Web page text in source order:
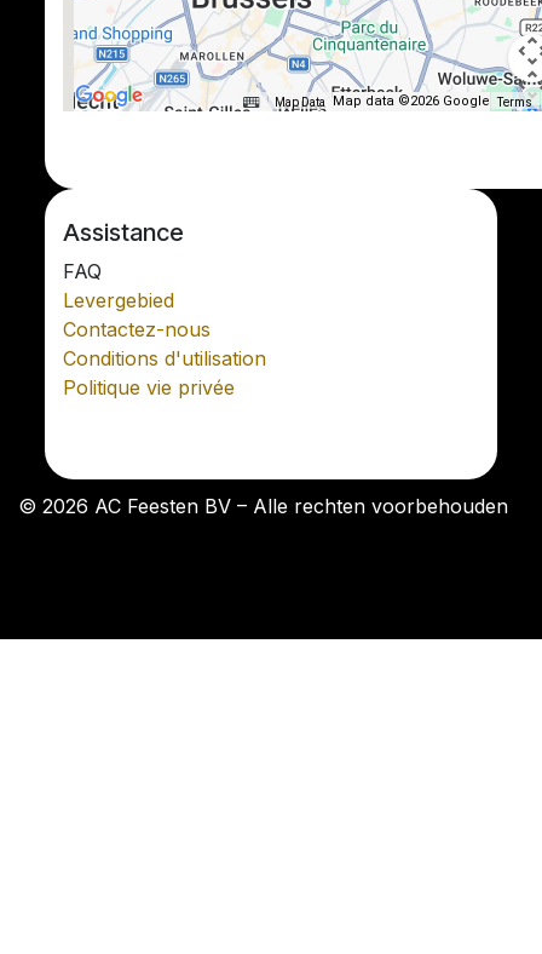
Map Data Map data ©2026 Google Terms
Assistance
FAQ
Levergebied
Contactez-nous
Conditions d'utilisation
Politique vie privée
© 2026 AC Feesten BV – Alle rechten voorbehouden